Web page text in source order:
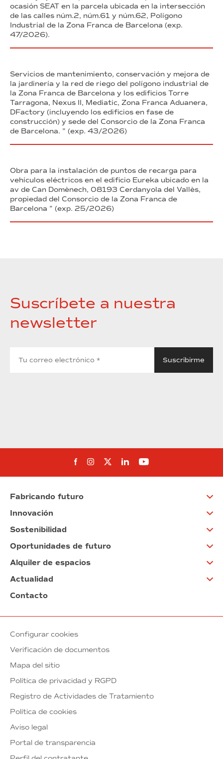
ocasión SEAT en la parcela ubicada en la intersección
de las calles núm.2, núm.61 y núm.62, Polígono
Industrial de la Zona Franca de Barcelona (exp.
47/2026).
Servicios de mantenimiento, conservación y mejora de
la jardinería y la red de riego del polígono industrial de
la Zona Franca de Barcelona y los edificios Torre
Tarragona, Nexus II, Mediatic, Zona Franca Aduanera,
DFactory (incluyendo los edificios en fase de
construcción) y sede del Consorcio de la Zona Franca
de Barcelona. ” (exp. 43/2026)
Obra para la instalación de puntos de recarga para
vehículos eléctricos en el edificio Eureka ubicado en la
av de Can Domènech, 08193 Cerdanyola del Vallès,
propiedad del Consorcio de la Zona Franca de
Barcelona ” (exp. 25/2026)
Suscríbete a nuestra
newsletter
Síguenos en Facebook
Síguenos en Instagram
Síguenos en Twitter
Síguenos en Linkedin
Síguenos en
Fabricando futuro
Innovación
Sostenibilidad
Oportunidades de futuro
Alquiler de espacios
Actualidad
Contacto
Configurar cookies
Verificación de documentos
Mapa del sitio
Política de privacidad y RGPD
Registro de Actividades de Tratamiento
Política de cookies
Aviso legal
Portal de transparencia